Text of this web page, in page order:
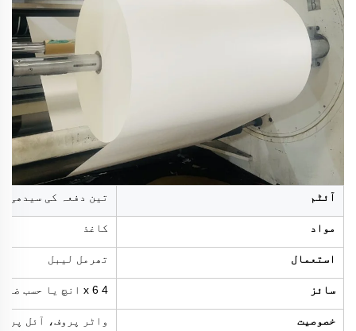
آئٹم تین دفعہ کی سیدھی
مواد کاغذ
استعمال تھرمل لیبل
سائز 4 x 6 انچ یا حسب ضرورت
خصوصیت واٹر پروف، آئل